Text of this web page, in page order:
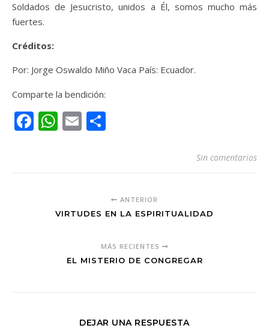
Soldados de Jesucristo, unidos a Él, somos mucho más
fuertes.
Créditos:
Por: Jorge Oswaldo Miño Vaca País: Ecuador.
Comparte la bendición:
Facebook
WhatsApp
Email
Sin comentarios
ANTERIOR
VIRTUDES EN LA ESPIRITUALIDAD
MÁS RECIENTES
EL MISTERIO DE CONGREGAR
DEJAR UNA RESPUESTA